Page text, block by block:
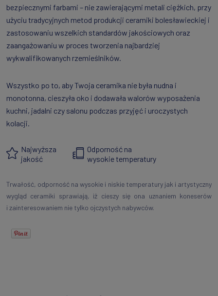
bezpiecznymi farbami – nie zawierającymi metali ciężkich, przy
użyciu tradycyjnych metod produkcji ceramiki bolesławieckiej i
zastosowaniu wszelkich standardów jakościowych oraz
zaangażowaniu w proces tworzenia najbardziej
wykwalifikowanych rzemieślników.
Wszystko po to, aby Twoja ceramika nie była nudna i
monotonna, cieszyła oko i dodawała walorów wyposażenia
kuchni, jadalni czy salonu podczas przyjęć i uroczystych
kolacji.
Najwyższa
jakość
Odporność na
wysokie temperatury
Trwałość, odporność na wysokie i niskie temperatury jak i artystyczny
wygląd ceramiki sprawiają, iż cieszy się ona uznaniem koneserów
i zainteresowaniem nie tylko ojczystych nabywców.